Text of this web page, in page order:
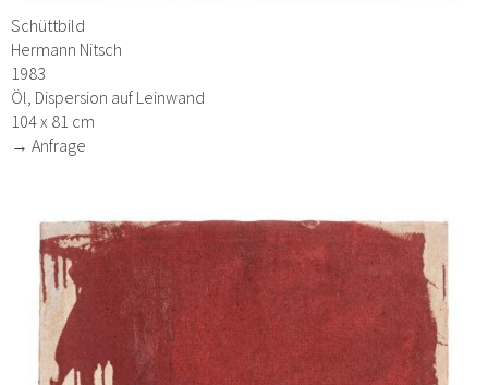
Schüttbild
Hermann Nitsch
1983
Öl, Dispersion auf Leinwand
104 x 81 cm
→ Anfrage